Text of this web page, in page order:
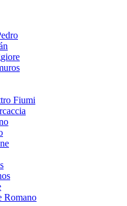
Fiumi
Romano